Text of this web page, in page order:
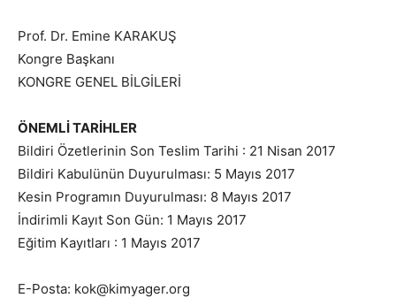
Prof. Dr. Emine KARAKUŞ
Kongre Başkanı
KONGRE GENEL BİLGİLERİ
ÖNEMLİ TARİHLER
Bildiri Özetlerinin Son Teslim Tarihi : 21 Nisan 2017
Bildiri Kabulünün Duyurulması: 5 Mayıs 2017
Kesin Programın Duyurulması: 8 Mayıs 2017
İndirimli Kayıt Son Gün: 1 Mayıs 2017
Eğitim Kayıtları : 1 Mayıs 2017
E-Posta: kok@kimyager.org